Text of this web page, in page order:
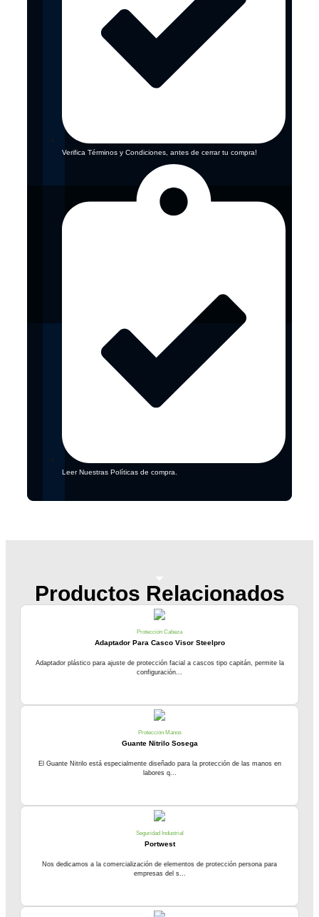
Verifica Términos y Condiciones, antes de cerrar tu compra!
Leer Nuestras Políticas de compra.
Productos Relacionados
Protección Cabeza
Adaptador Para Casco Visor Steelpro
Adaptador plástico para ajuste de protección facial a cascos tipo capitán, permite la
configuración...
Protección Manos
Guante Nitrilo Sosega
El Guante Nitrilo está especialmente diseñado para la protección de las manos en
labores q...
Seguridad Industrial
Portwest
Nos dedicamos a la comercialización de elementos de protección persona para
empresas del s...